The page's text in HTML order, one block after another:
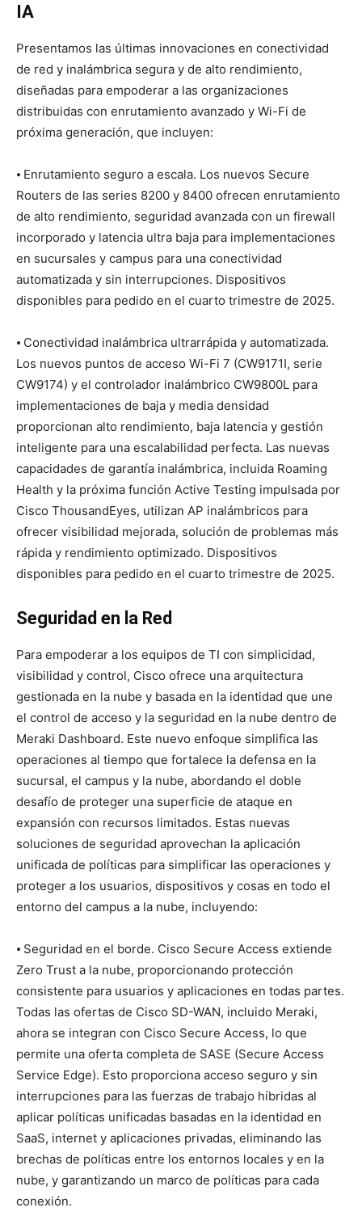
IA
Presentamos las últimas innovaciones en conectividad
de red y inalámbrica segura y de alto rendimiento,
diseñadas para empoderar a las organizaciones
distribuidas con enrutamiento avanzado y Wi-Fi de
próxima generación, que incluyen:
⦁ Enrutamiento seguro a escala. Los nuevos Secure
Routers de las series 8200 y 8400 ofrecen enrutamiento
de alto rendimiento, seguridad avanzada con un firewall
incorporado y latencia ultra baja para implementaciones
en sucursales y campus para una conectividad
automatizada y sin interrupciones. Dispositivos
disponibles para pedido en el cuarto trimestre de 2025.
⦁ Conectividad inalámbrica ultrarrápida y automatizada.
Los nuevos puntos de acceso Wi-Fi 7 (CW9171I, serie
CW9174) y el controlador inalámbrico CW9800L para
implementaciones de baja y media densidad
proporcionan alto rendimiento, baja latencia y gestión
inteligente para una escalabilidad perfecta. Las nuevas
capacidades de garantía inalámbrica, incluida Roaming
Health y la próxima función Active Testing impulsada por
Cisco ThousandEyes, utilizan AP inalámbricos para
ofrecer visibilidad mejorada, solución de problemas más
rápida y rendimiento optimizado. Dispositivos
disponibles para pedido en el cuarto trimestre de 2025.
Seguridad en la Red
Para empoderar a los equipos de TI con simplicidad,
visibilidad y control, Cisco ofrece una arquitectura
gestionada en la nube y basada en la identidad que une
el control de acceso y la seguridad en la nube dentro de
Meraki Dashboard. Este nuevo enfoque simplifica las
operaciones al tiempo que fortalece la defensa en la
sucursal, el campus y la nube, abordando el doble
desafío de proteger una superficie de ataque en
expansión con recursos limitados. Estas nuevas
soluciones de seguridad aprovechan la aplicación
unificada de políticas para simplificar las operaciones y
proteger a los usuarios, dispositivos y cosas en todo el
entorno del campus a la nube, incluyendo:
⦁ Seguridad en el borde. Cisco Secure Access extiende
Zero Trust a la nube, proporcionando protección
consistente para usuarios y aplicaciones en todas partes.
Todas las ofertas de Cisco SD-WAN, incluido Meraki,
ahora se integran con Cisco Secure Access, lo que
permite una oferta completa de SASE (Secure Access
Service Edge). Esto proporciona acceso seguro y sin
interrupciones para las fuerzas de trabajo híbridas al
aplicar políticas unificadas basadas en la identidad en
SaaS, internet y aplicaciones privadas, eliminando las
brechas de políticas entre los entornos locales y en la
nube, y garantizando un marco de políticas para cada
conexión.